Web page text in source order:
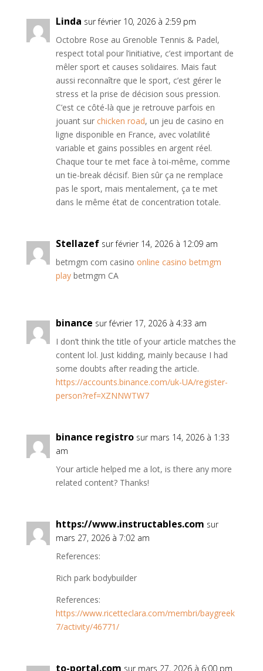
Linda sur février 10, 2026 à 2:59 pm
Octobre Rose au Grenoble Tennis & Padel,
respect total pour l’initiative, c’est important de
mêler sport et causes solidaires. Mais faut
aussi reconnaître que le sport, c’est gérer le
stress et la prise de décision sous pression.
C’est ce côté-là que je retrouve parfois en
jouant sur chicken road, un jeu de casino en
ligne disponible en France, avec volatilité
variable et gains possibles en argent réel.
Chaque tour te met face à toi-même, comme
un tie-break décisif. Bien sûr ça ne remplace
pas le sport, mais mentalement, ça te met
dans le même état de concentration totale.
Stellazef sur février 14, 2026 à 12:09 am
betmgm com casino online casino betmgm
playbetmgm CA
binance sur février 17, 2026 à 4:33 am
I don’t think the title of your article matches the
content lol. Just kidding, mainly because I had
some doubts after reading the article.
https://accounts.binance.com/uk-UA/register-
person?ref=XZNNWTW7
binance registro sur mars 14, 2026 à 1:33
am
Your article helped me a lot, is there any more
related content? Thanks!
https://www.instructables.com sur
mars 27, 2026 à 7:02 am
References:
Rich park bodybuilder
References:
https://www.ricetteclara.com/membri/baygreek
7/activity/46771/
to-portal.com sur mars 27, 2026 à 6:00 pm